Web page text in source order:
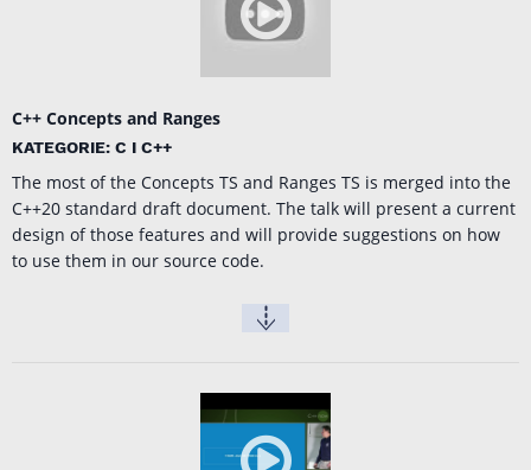
C++ Concepts and Ranges
KATEGORIE: C I C++
The most of the Concepts TS and Ranges TS is merged into the
C++20 standard draft document. The talk will present a current
design of those features and will provide suggestions on how
to use them in our source code.